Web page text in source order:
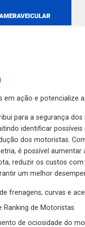
em ação e potencialize
para a segurança
identificar
dos motoristas.
é possível aumentar
reduzir os custos
um melhor
frenagens, curvas e
Ranking de Motoristas
de ociosidade do